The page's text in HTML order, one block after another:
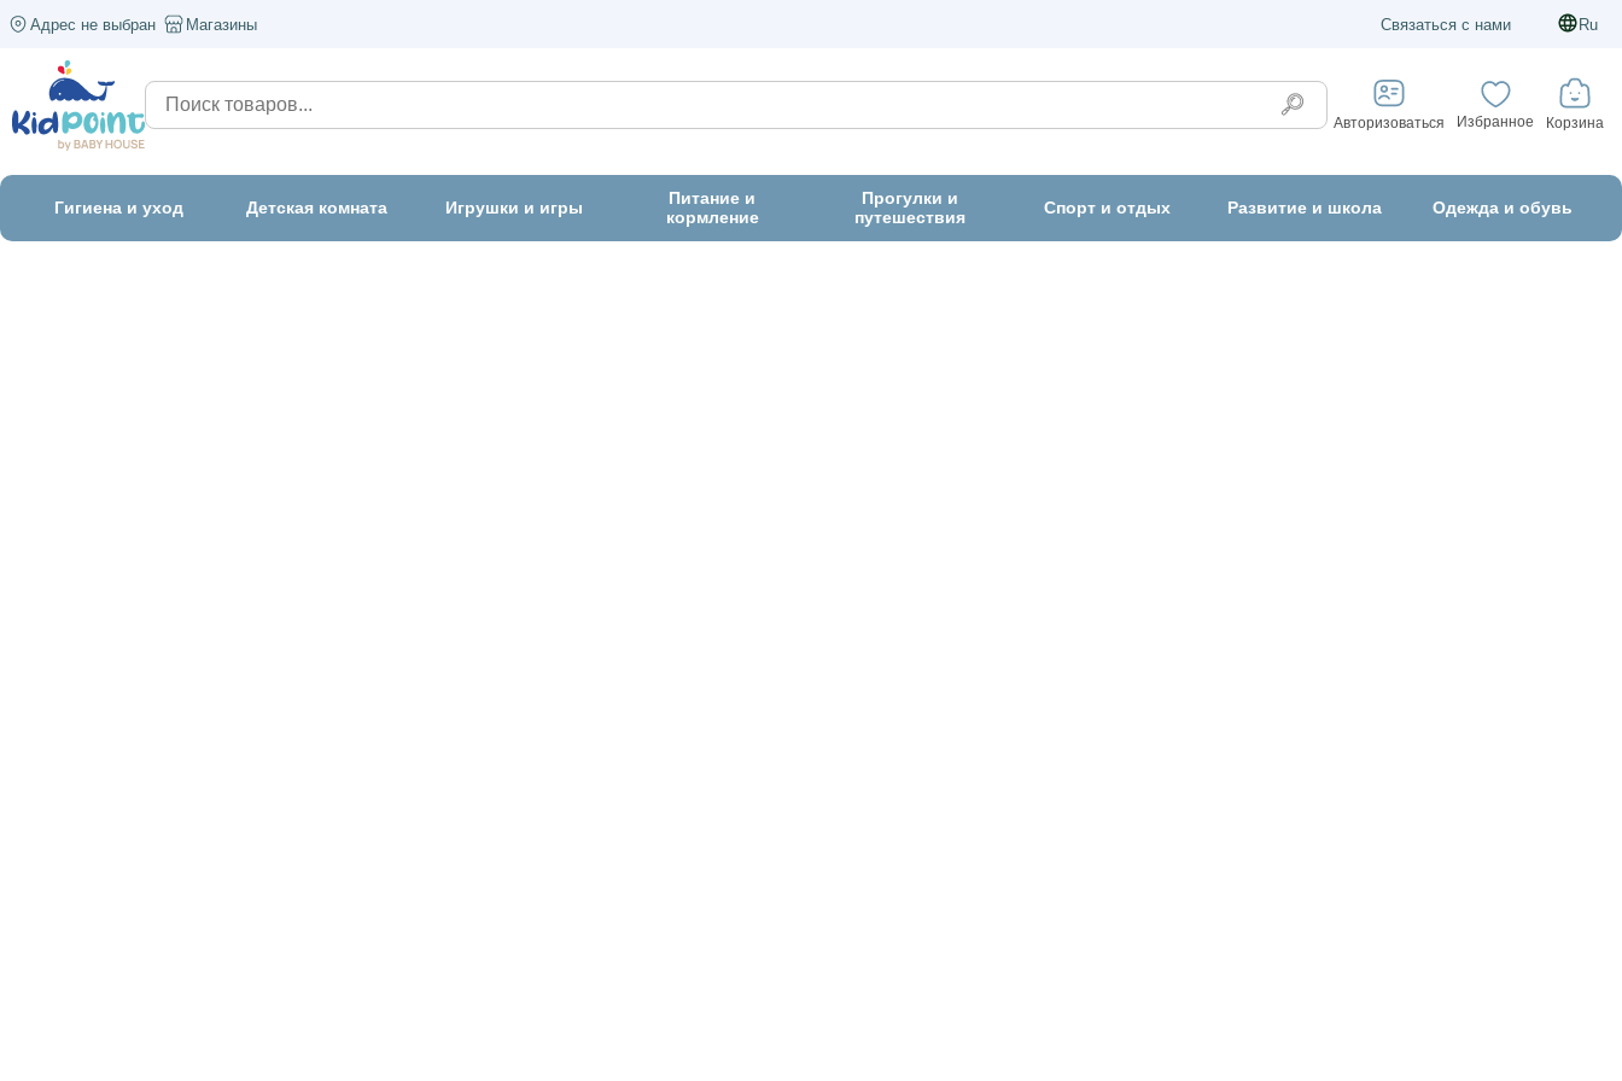
Адрес не выбран Магазины Связаться с нами Ru
Авторизоваться Избранное Корзина
Гигиена и уход Детская комната Игрушки и игры
Питание и
кормление
Прогулки и
путешествия
Спорт и отдых Развитие и школа Одежда и обувь